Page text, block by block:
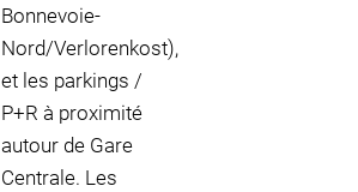
Bonnevoie-
Nord/Verlorenkost),
et les parkings /
P+R à proximité
autour de Gare
Centrale. Les